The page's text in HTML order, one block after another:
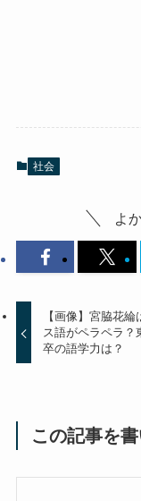
社会
よ
【画像】宮脇花綸
ス語がペラペラ？
卒の語学力は？
この記事を